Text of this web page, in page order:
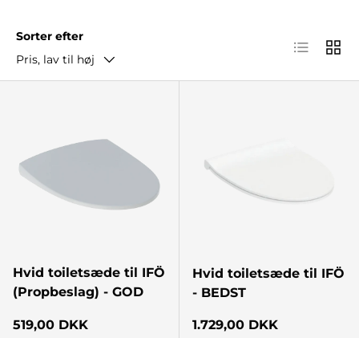
Sorter efter
Pris, lav til høj
ListearGitter
Hvid toiletsæde til IFÖ
(Propbeslag) - GOD
Normal pris
519,00 DKK
Hvid toiletsæde til IFÖ
- BEDST
Normal pris
1.729,00 DKK